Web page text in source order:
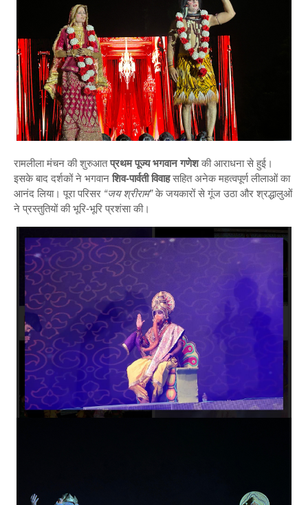
रामलीला मंचन की शुरुआतप्रथम पूज्य भगवान गणेशकी आराधना से हुई।
इसके बाद दर्शकों ने भगवान शिव-पार्वती विवाहसहित अनेक महत्वपूर्ण लीलाओं का
आनंद लिया। पूरा परिसर “जय श्रीराम”के जयकारों से गूंज उठा और श्रद्धालुओं
ने प्रस्तुतियों की भूरि-भूरि प्रशंसा की।